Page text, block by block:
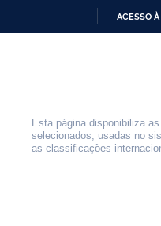
ACESSO
Esta página disponibiliza
selecionados, usadas no
as classificações